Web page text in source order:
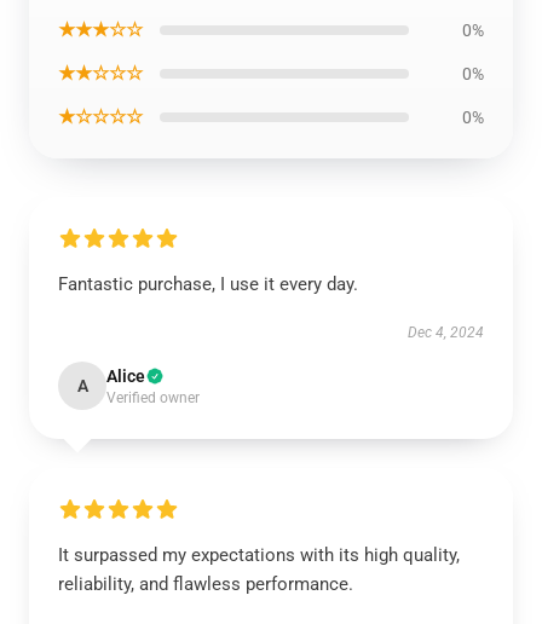
★★★☆☆ 0%
★★☆☆☆ 0%
★☆☆☆☆ 0%
Fantastic purchase, I use it every day.
Dec 4, 2024
A Alice
Verified owner
It surpassed my expectations with its high quality,
reliability, and flawless performance.